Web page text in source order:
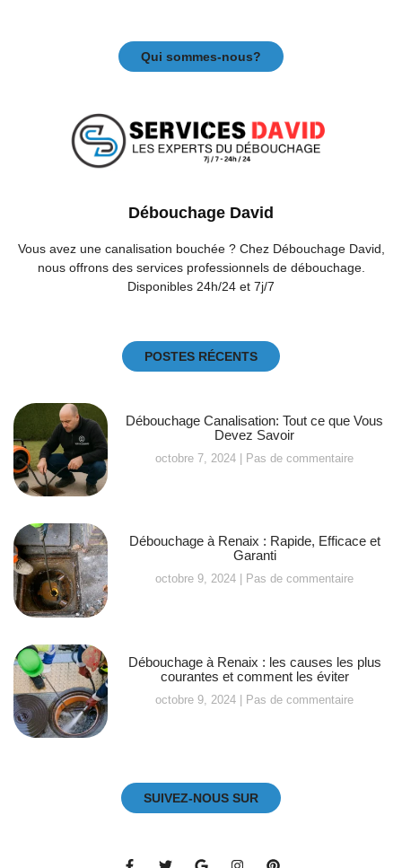
Qui sommes-nous?
Débouchage David
Vous avez une canalisation bouchée ? Chez Débouchage David,
nous offrons des services professionnels de débouchage.
Disponibles 24h/24 et 7j/7
POSTES RÉCENTS
Débouchage Canalisation: Tout ce que Vous
Devez Savoir
octobre 7, 2024 Pas de commentaire
Débouchage à Renaix : Rapide, Efficace et
Garanti
octobre 9, 2024 Pas de commentaire
Débouchage à Renaix : les causes les plus
courantes et comment les éviter
octobre 9, 2024 Pas de commentaire
SUIVEZ-NOUS SUR